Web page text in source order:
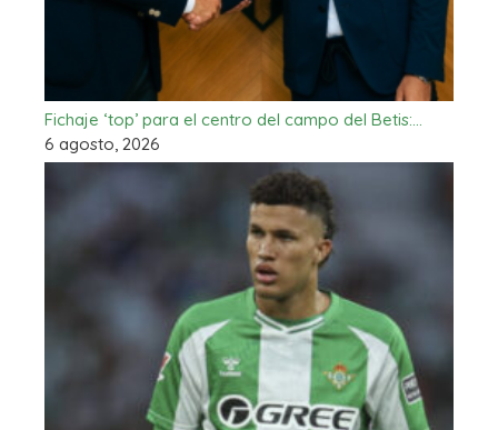
Fichaje ‘top’ para el centro del campo del Betis:…
6 agosto, 2026